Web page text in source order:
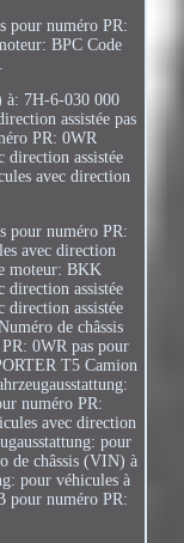
pour numéro PR:
BPC Code
à: 7H-6-030 000
assistée pas
PR: 0WR
direction assistée
avec direction
pour numéro PR:
avec direction
moteur: BKK
direction assistée
direction assistée
de châssis
0WR pas pour
T5 Camion
numéro PR:
avec direction
pour
de châssis (VIN) à
pour véhicules à
pour numéro PR: